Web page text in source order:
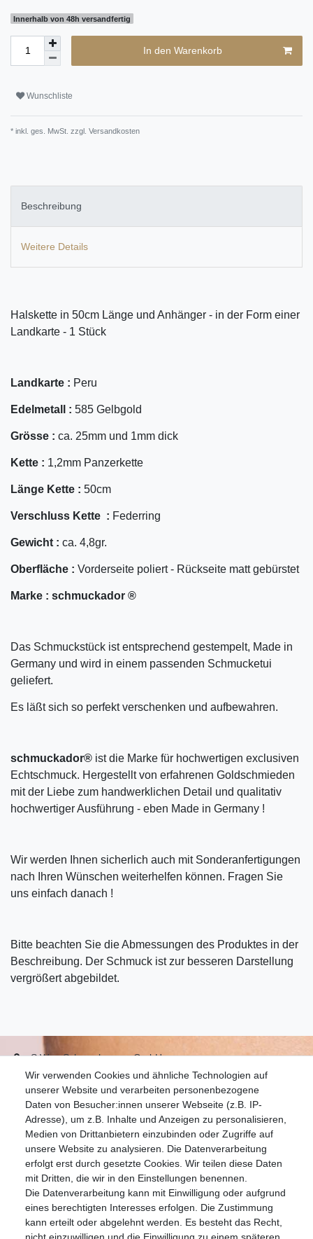
Innerhalb von 48h versandfertig
In den Warenkorb
Wunschliste
* inkl. ges. MwSt. zzgl. Versandkosten
Beschreibung
Weitere Details
Halskette in 50cm Länge und Anhänger - in der Form einer
Landkarte - 1 Stück
Landkarte : Peru
Edelmetall : 585 Gelbgold
Grösse : ca. 25mm und 1mm dick
Kette : 1,2mm Panzerkette
Länge Kette : 50cm
Verschluss Kette : Federring
Gewicht : ca. 4,8gr.
Oberfläche : Vorderseite poliert - Rückseite matt gebürstet
Marke : schmuckador ®
Das Schmuckstück ist entsprechend gestempelt, Made in
Germany und wird in einem passenden Schmucketui
geliefert.
Es läßt sich so perfekt verschenken und aufbewahren.
schmuckador® ist die Marke für hochwertigen exclusiven
Echtschmuck. Hergestellt von erfahrenen Goldschmieden
mit der Liebe zum handwerklichen Detail und qualitativ
hochwertiger Ausführung - eben Made in Germany !
Wir werden Ihnen sicherlich auch mit Sonderanfertigungen
nach Ihren Wünschen weiterhelfen können. Fragen Sie
uns einfach danach !
Bitte beachten Sie die Abmessungen des Produktes in der
Beschreibung. Der Schmuck ist zur besseren Darstellung
vergrößert abgebildet.
Wir verwenden Cookies und ähnliche Technologien auf
unserer Website und verarbeiten personenbezogene
Daten von Besucher:innen unserer Webseite (z.B. IP-
Adresse), um z.B. Inhalte und Anzeigen zu personalisieren,
Medien von Drittanbietern einzubinden oder Zugriffe auf
unsere Website zu analysieren. Die Datenverarbeitung
erfolgt erst durch gesetzte Cookies. Wir teilen diese Daten
mit Dritten, die wir in den Einstellungen benennen.
Die Datenverarbeitung kann mit Einwilligung oder aufgrund
eines berechtigten Interesses erfolgen. Die Zustimmung
kann erteilt oder abgelehnt werden. Es besteht das Recht,
S.W.w. Schmuckwaren GmbH
07051-9608828
info@schmuckador.de
Montag bis Freitag 8.30 – 12.00 Uhr und 13.30 bis 17.30 Uhr
Widerrufs­recht Widerrufs­formular Impressum
Daten­schutz­erklärung AGB